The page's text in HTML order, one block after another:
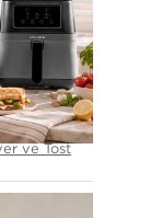
ve Tost